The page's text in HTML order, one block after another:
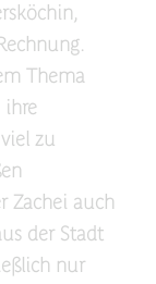
Thema
ihre
zu
Zachei auch
der Stadt
nur